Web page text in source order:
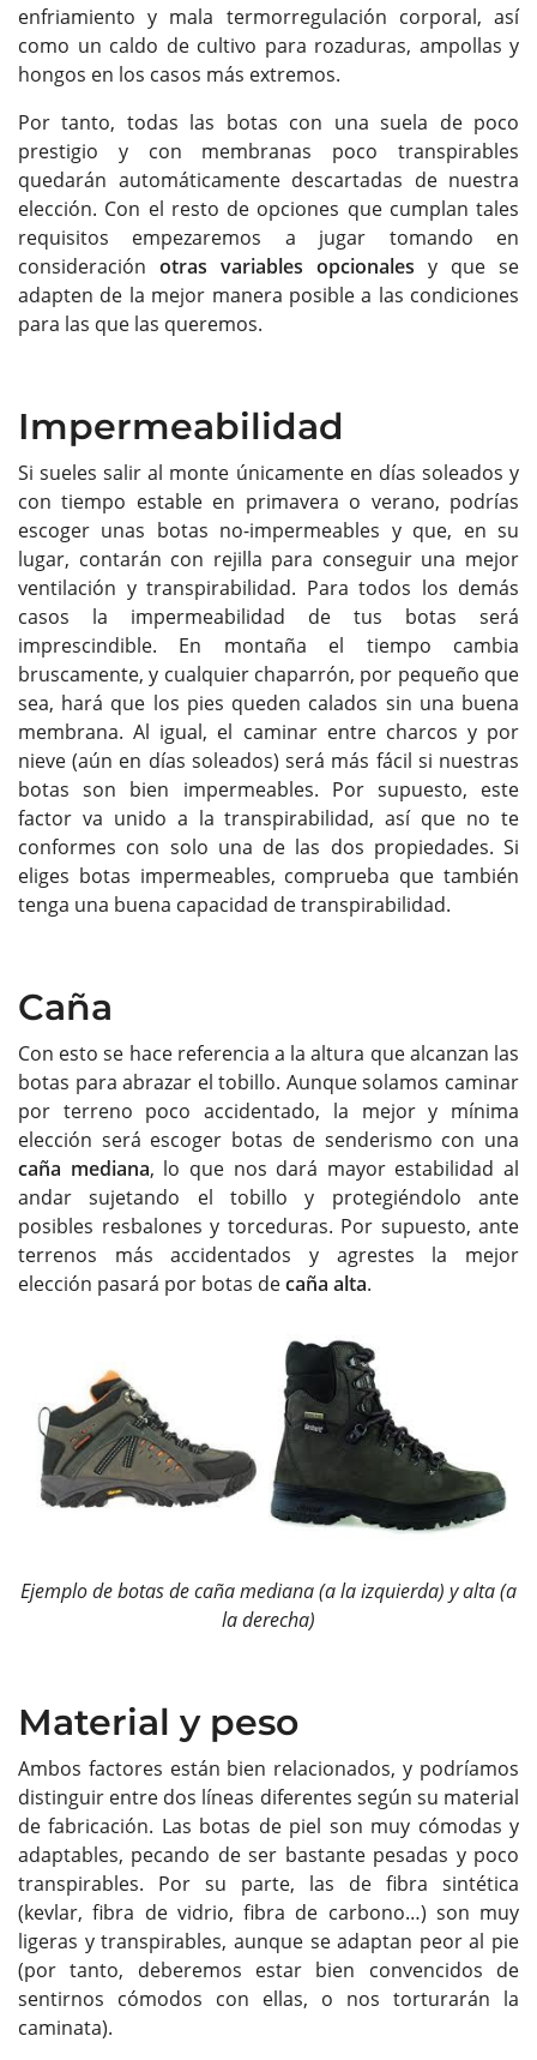
enfriamiento y mala termorregulación corporal, así
como un caldo de cultivo para rozaduras, ampollas y
hongos en los casos más extremos.
Por tanto, todas las botas con una suela de poco
prestigio y con membranas poco transpirables
quedarán automáticamente descartadas de nuestra
elección. Con el resto de opciones que cumplan tales
requisitos empezaremos a jugar tomando en
consideración otras variables opcionales y que se
adapten de la mejor manera posible a las condiciones
para las que las queremos.
Impermeabilidad
Si sueles salir al monte únicamente en días soleados y
con tiempo estable en primavera o verano, podrías
escoger unas botas no-impermeables y que, en su
lugar, contarán con rejilla para conseguir una mejor
ventilación y transpirabilidad. Para todos los demás
casos la impermeabilidad de tus botas será
imprescindible. En montaña el tiempo cambia
bruscamente, y cualquier chaparrón, por pequeño que
sea, hará que los pies queden calados sin una buena
membrana. Al igual, el caminar entre charcos y por
nieve (aún en días soleados) será más fácil si nuestras
botas son bien impermeables. Por supuesto, este
factor va unido a la transpirabilidad, así que no te
conformes con solo una de las dos propiedades. Si
eliges botas impermeables, comprueba que también
tenga una buena capacidad de transpirabilidad.
Caña
Con esto se hace referencia a la altura que alcanzan las
botas para abrazar el tobillo. Aunque solamos caminar
por terreno poco accidentado, la mejor y mínima
elección será escoger botas de senderismo con una
caña mediana, lo que nos dará mayor estabilidad al
andar sujetando el tobillo y protegiéndolo ante
posibles resbalones y torceduras. Por supuesto, ante
terrenos más accidentados y agrestes la mejor
elección pasará por botas decaña alta.
Ejemplo de botas de caña mediana (a la izquierda) y alta (a
la derecha)
Material y peso
Ambos factores están bien relacionados, y podríamos
distinguir entre dos líneas diferentes según su material
de fabricación. Las botas de piel son muy cómodas y
adaptables, pecando de ser bastante pesadas y poco
transpirables. Por su parte, las de fibra sintética
(kevlar, fibra de vidrio, fibra de carbono…) son muy
ligeras y transpirables, aunque se adaptan peor al pie
(por tanto, deberemos estar bien convencidos de
sentirnos cómodos con ellas, o nos torturarán la
caminata).